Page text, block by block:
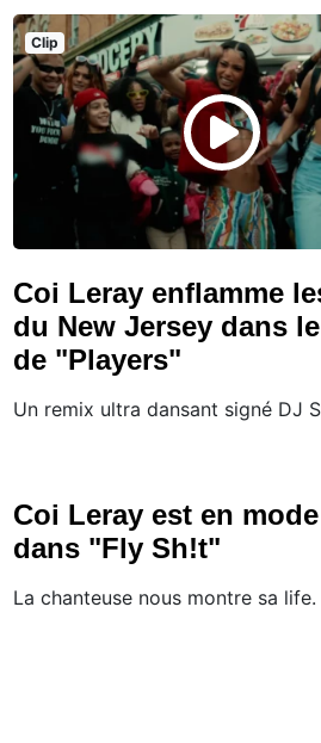
Clip
Coi Leray enflamme
du New Jersey dans
de "Players"
Un remix ultra dansant signé DJ
Coi Leray est en
dans "Fly Sh!t"
La chanteuse nous montre sa life.